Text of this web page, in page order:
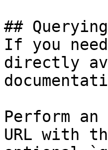
##
If you
directly
Perform an
URL with